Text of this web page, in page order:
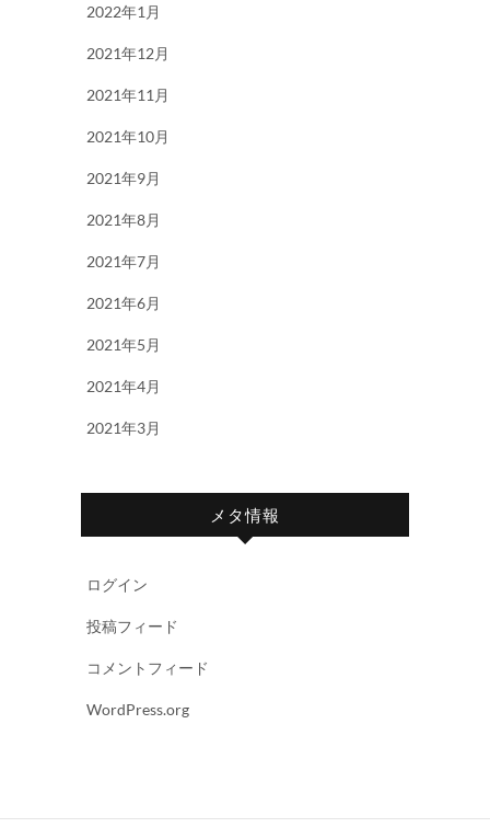
2022年1月
2021年12月
2021年11月
2021年10月
2021年9月
2021年8月
2021年7月
2021年6月
2021年5月
2021年4月
2021年3月
メタ情報
ログイン
投稿フィード
コメントフィード
WordPress.org